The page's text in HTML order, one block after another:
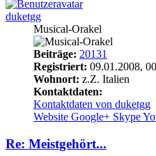
duketgg
Musical-Orakel
Beiträge: 20131
Registriert: 09.01.2008,
Wohnort: z.Z. Italien
Kontaktdaten:
Kontaktdaten von duketgg
Website Google+ Skype
Re: Meistgehört...